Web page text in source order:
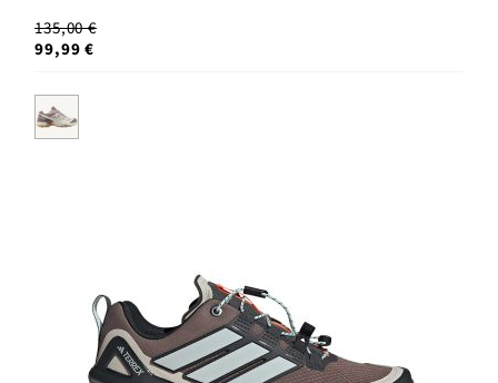
135,00 €
99,99 €